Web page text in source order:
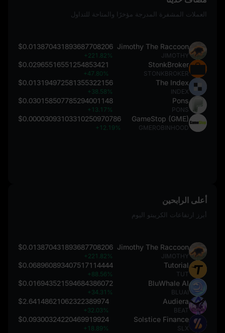
العملات المشفرة المدرجة مؤخرًا والمتاحة للتداول
Jimothy The Raccoon
JIMOTHY
$0.013870431893687708206
+221.82%
StonkBroker
STONKBROKER
$0.02965516551254853421
+47.80%
The Index
INDEX
$0.013194972581355322156
+38.58%
Pons
PONS
$0.030158507785294001148
+13.17%
GameStop (GME)
GMEROBINHOOD
$0.00003093103310250970786
+12.19%
أعلى الرابحين
أبرز ارتفاعات الكريبتو اليوم
Jimothy The Raccoon
JIMOTHY
$0.013870431893687708206
+221.82%
Tutorial
TUT
$0.068960893407517114444
+88.56%
BluWhale AI
BLUAI
$0.016943521594684386072
+34.31%
Audiera
BEAT
$2.64148621062322389974
+32.03%
Solstice Finance
SLX
$0.09300324220469919924
+18.89%